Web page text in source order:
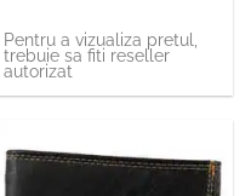
Pentru a vizualiza pretul,
trebuie sa fiti reseller
autorizat